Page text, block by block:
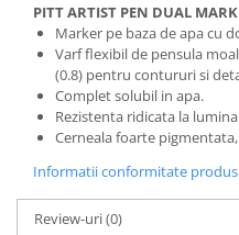
Papermate
Pilot
Precision
PITT ARTIST PEN DUAL
Marker pe baza de apa cu
Varf flexibil de pensula
(0.8) pentru contururi si
Complet solubil in apa.
Rezistenta ridicata la
Cerneala foarte
Informatii conformitate produs
Review-uri(0)